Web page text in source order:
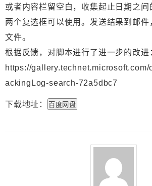
或者内容栏留空白，收集起止日期之间
两个复选框可以使用。发送结果到邮
文件。
根据反馈，对脚本进行了进一步的改进
https://gallery.technet.microsoft.com/
ackingLog-search-72a5dbc7
下载地址： 百度网盘